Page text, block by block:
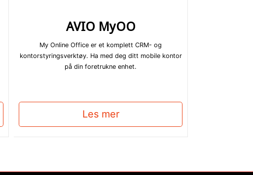
AVIO MyOO
My Online Office er et komplett CRM- og
kontorstyringsverktøy. Ha med deg ditt mobile kontor
på din foretrukne enhet.
Les mer